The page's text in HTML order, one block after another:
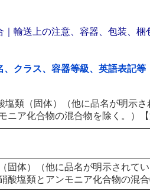
輸送上の注意、容器、包装、
クラス、容器等級、英語表記等
塩類（固体）（他に品名が明示
ニア化合物の混合物を除く。）【
固体）（他に品名が明示されて
酸塩類とアンモニア化合物の混合